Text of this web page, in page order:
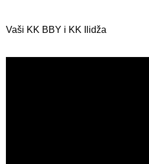
Vaši KK BBY i KK Ilidža